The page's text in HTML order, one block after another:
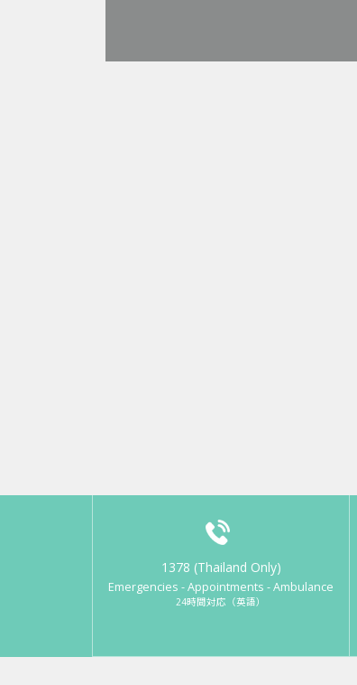
1378 (Thailand Only)
Emergencies - Appointments - Ambulance
24時間対応（英語）